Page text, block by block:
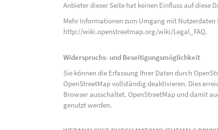
Anbieter dieser Seite hat keinen Einfluss auf diese
Mehr Informationen zum Umgang mit
http://wiki.openstreetmap.org/wiki/Legal_FAQ.
Widerspruchs- und Beseitigungsmöglichkeit
Sie können die Erfassung Ihrer Daten durch
OpenStreetMap vollständig deaktivieren. Dies
Browser ausschaltet. OpenStreetMap und damit
genutzt werden.